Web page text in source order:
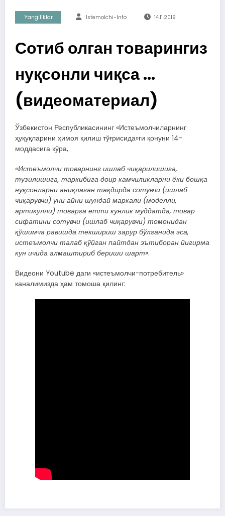
Yangiliklar Istemolchi-Info 14.11.2019
Сотиб олган товарингиз
нуқсонли чиқса …
(видеоматериал)
Ўзбекистон Республикасининг «Истеъмолчиларнинг
ҳуқуқларини ҳимоя қилиш тўғрисида»ги қонуни 14-
моддасига кўра,
«Истеъмолчи товарнинг ишлаб чиқарилишига,
тузилишига, таркибига доир камчиликларни ёки бошқа
нуқсонларни аниқлаган тақдирда сотувчи (ишлаб
чиқарувчи) уни айни шундай маркали (моделли,
артикулли) товарга етти кунлик муддатда, товар
сифатини сотувчи (ишлаб чиқарувчи) томонидан
қўшимча равишда текшириш зарур бўлганида эса,
истеъмолчи талаб қўйган пайтдан эътиборан йигирма
кун ичида алмаштириб бериши шарт».
Видеони Youtube даги «истеъмолчи-потребитель»
каналимизда ҳам томоша қилинг: